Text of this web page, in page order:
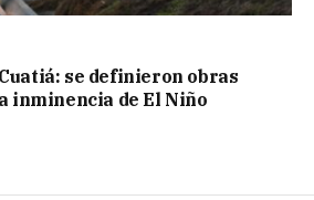
se definieron obras
inminencia de El Niño